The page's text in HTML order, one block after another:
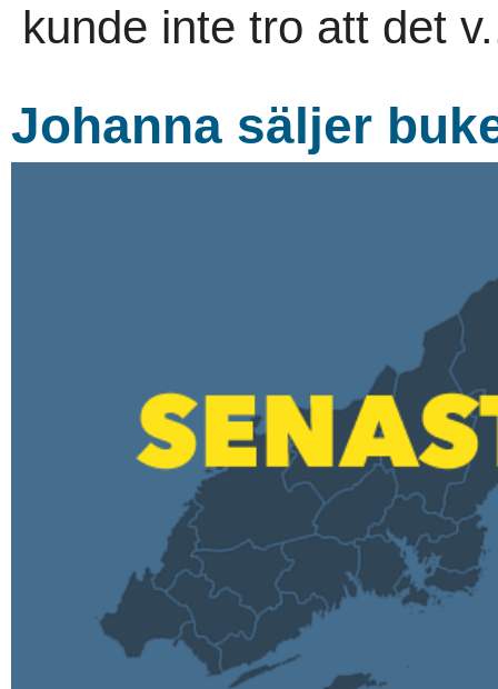
kunde inte tro att det
Johanna säljer